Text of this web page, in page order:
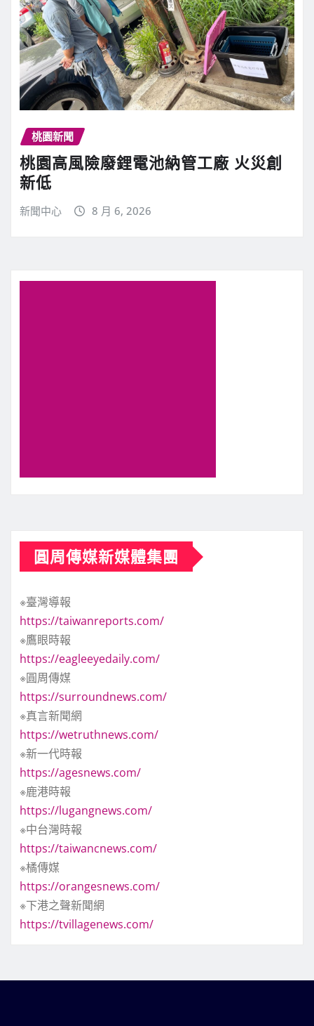
桃園新聞
桃園高風險廢鋰電池納管工廠 火災創
新低
新聞中心 8 月 6, 2026
圓周傳媒新媒體集團
※臺灣導報
https://taiwanreports.com/
※鷹眼時報
https://eagleeyedaily.com/
※圓周傳媒
https://surroundnews.com/
※真言新聞網
https://wetruthnews.com/
※新一代時報
https://agesnews.com/
※鹿港時報
https://lugangnews.com/
※中台灣時報
https://taiwancnews.com/
※橘傳媒
https://orangesnews.com/
※下港之聲新聞網
https://tvillagenews.com/